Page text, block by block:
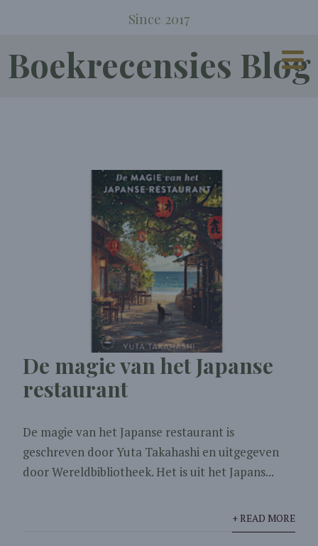
Since 2017
Boekrecensies Blog
De magie van het Japanse
restaurant
De magie van het Japanse restaurant is
geschreven door Yuta Takahashi en uitgegeven
door Wereldbibliotheek. Het is uit het Japans...
+ READ MORE